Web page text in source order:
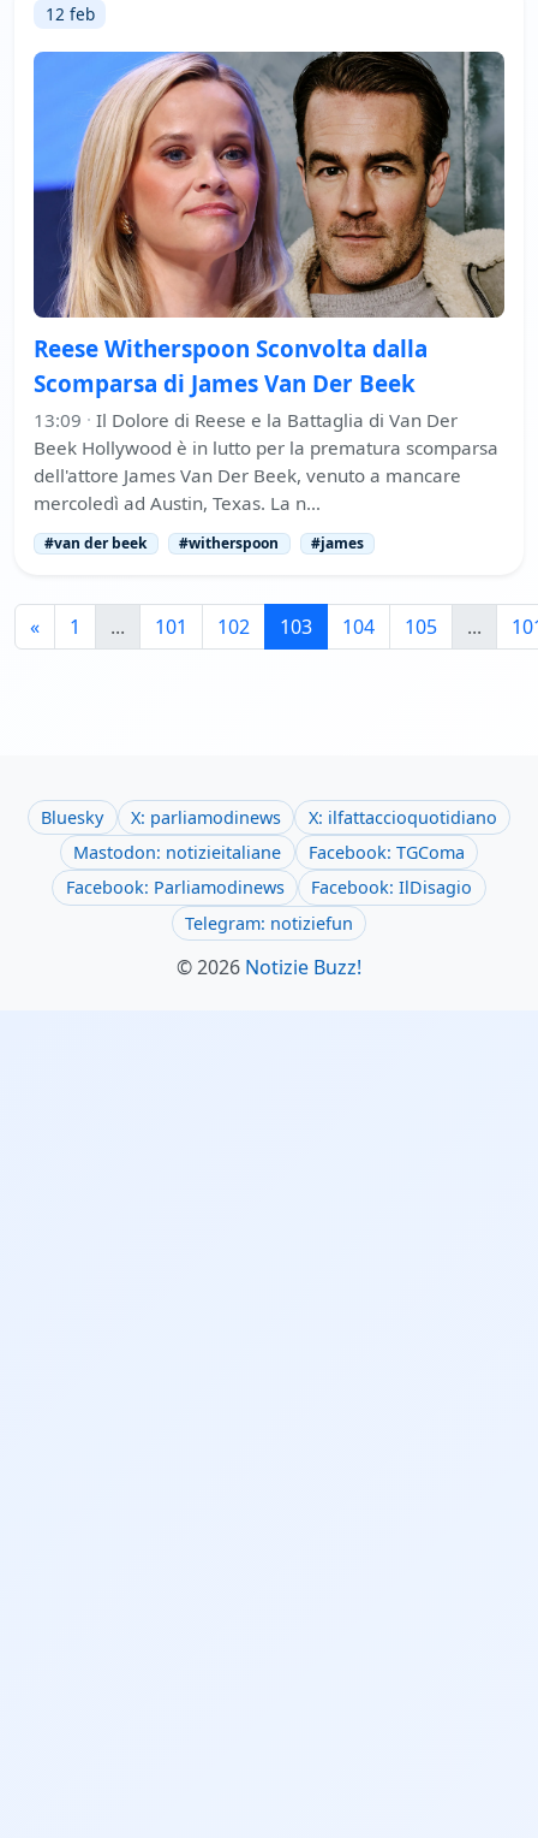
12 feb
Reese Witherspoon Sconvolta dalla
Scomparsa di James Van Der Beek
13:09 · Il Dolore di Reese e la Battaglia di Van Der
Beek Hollywood è in lutto per la prematura scomparsa
dell'attore James Van Der Beek, venuto a mancare
mercoledì ad Austin, Texas. La n…
#van der beek #witherspoon #james
« 1 ... 101 102 103 104 105 ...
Bluesky X: parliamodinews
X: ilfattaccioquotidiano
Mastodon: notizieitaliane
Facebook: TGComa
Facebook: Parliamodinews
Facebook: IlDisagio
Telegram: notiziefun
© 2026 Notizie Buzz!